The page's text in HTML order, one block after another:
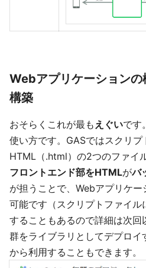
Webアプリケーション
構築
おそらくこれが最も えぐいです
使い方です。GASではスクリプ
HTML（.html）の2つのファイ
フロントエンド部をHTMLがバ
が担うことで、Webアプリケ
可能です（スクリプトファイ
することもあるので詳細は次
群をライブラリとしてデプロイ
から利用することもできます。